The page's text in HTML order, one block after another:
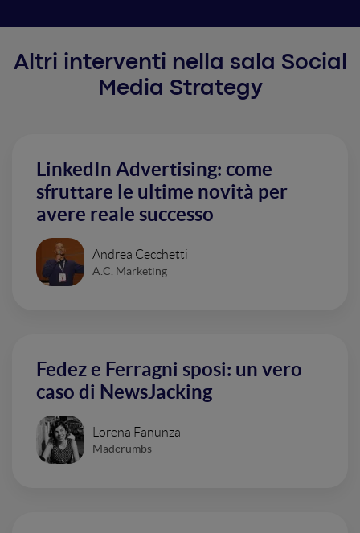
Altri interventi nella sala Social
Media Strategy
LinkedIn Advertising: come
sfruttare le ultime novità per
avere reale successo
Andrea Cecchetti
A.C. Marketing
Fedez e Ferragni sposi: un vero
caso di NewsJacking
Lorena Fanunza
Madcrumbs